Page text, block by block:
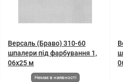
Версаль (Браво) 310-60
шпалери під фарбування 1,
06x25 м
Немає в наявності